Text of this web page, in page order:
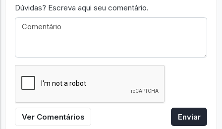
Dúvidas? Escreva aqui seu comentário.
Ver Comentários Enviar